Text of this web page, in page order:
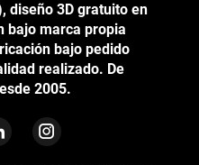
diseño 3D gratuito en
bajo marca propia
bajo pedido
realizado. De
2005.